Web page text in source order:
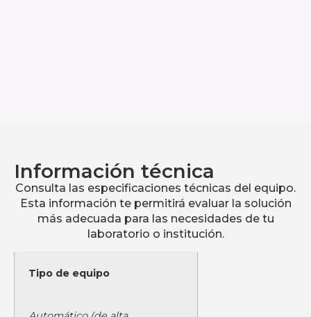
Información técnica
Consulta las especificaciones técnicas del equipo.
Esta información te permitirá evaluar la solución
más adecuada para las necesidades de tu
laboratorio o institución.
Tipo de equipo